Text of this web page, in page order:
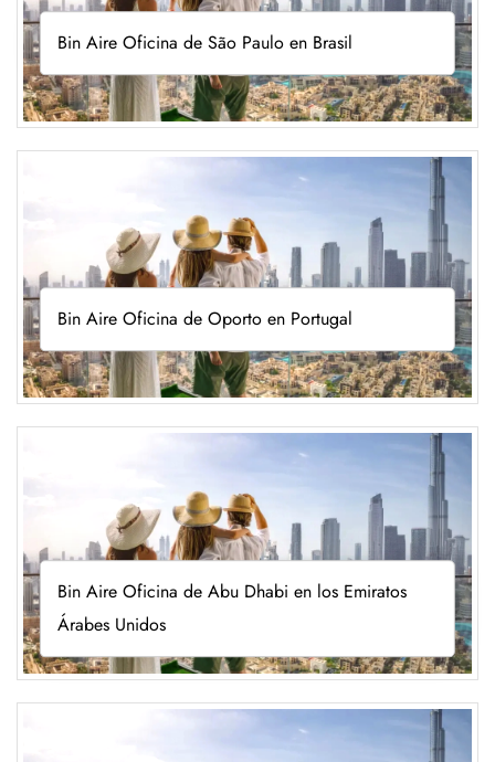
Bin Aire Oficina de São Paulo en Brasil
Bin Aire Oficina de Oporto en Portugal
Bin Aire Oficina de Abu Dhabi en los Emiratos
Árabes Unidos